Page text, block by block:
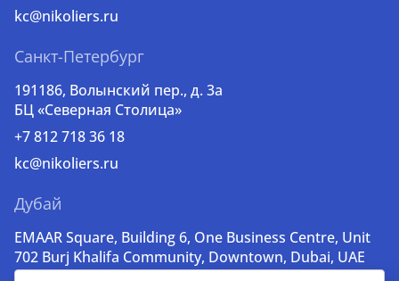
kc@nikoliers.ru
Санкт-Петербург
191186, Волынский пер., д. 3a
БЦ «Северная Столица»
+7 812 718 36 18
kc@nikoliers.ru
Дубай
EMAAR Square, Building 6, One Business Centre, Unit
702 Burj Khalifa Community, Downtown, Dubai, UAE